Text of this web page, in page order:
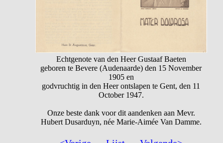
Echtgenote van den Heer Gustaaf Baeten
geboren te Bevere (Audenaarde) den 15 November
1905 en
godvruchtig in den Heer ontslapen te Gent, den 11
October 1947.
Onze beste dank voor dit aandenken aan Mevr.
Hubert Dusarduyn, née Marie-Aimée Van Damme.